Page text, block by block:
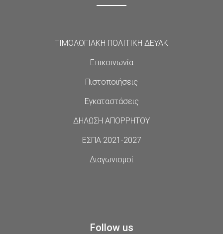
ΤΙΜΟΛΟΓΙΑΚΗ ΠΟΛΙΤΙΚΗ ΔΕΥΑΚ
Επικοινωνία
Πιστοποιήσεις
Εγκαταστάσεις
ΔΗΛΩΣΗ ΑΠΟΡΡΗΤΟΥ
ΕΣΠΑ 2021-2027
Διαγωνισμοί
Follow us